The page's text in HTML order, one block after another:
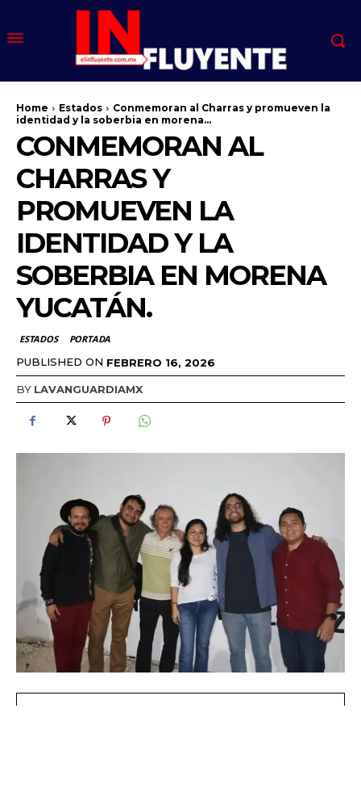
Home Estados
Conmemoran al Charras y promueven la
identidad y la soberbia en morena...
CONMEMORAN AL
CHARRAS Y
PROMUEVEN LA
IDENTIDAD Y LA
SOBERBIA EN MORENA
YUCATÁN.
ESTADOS PORTADA
PUBLISHED ON FEBRERO 16, 2026
BY LAVANGUARDIAMX